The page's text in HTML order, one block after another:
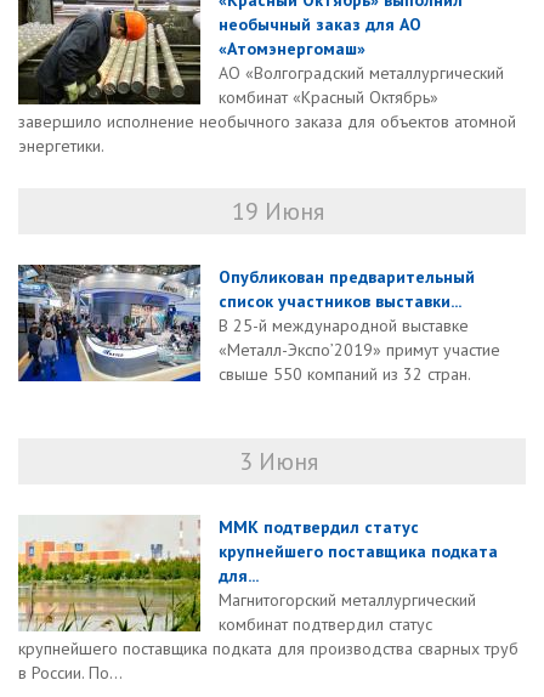
необычный заказ для АО
«Атомэнергомаш»
АО «Волгоградский металлургический
комбинат «Красный Октябрь»
завершило исполнение необычного заказа для объектов атомной
энергетики.
19 Июня
Опубликован предварительный
список участников выставки...
В 25-й международной выставке
«Металл-Экспо’2019» примут участие
свыше 550 компаний из 32 стран.
3 Июня
ММК подтвердил статус
крупнейшего поставщика подката
для...
Магнитогорский металлургический
комбинат подтвердил статус
крупнейшего поставщика подката для производства сварных труб
в России. По...